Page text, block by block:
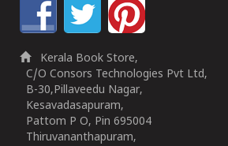
Kerala Book Store,
C/O Consors Technologies Pvt Ltd,
B-30,Pillaveedu Nagar,
Kesavadasapuram,
Pattom P O, Pin 695004
Thiruvananthapuram,